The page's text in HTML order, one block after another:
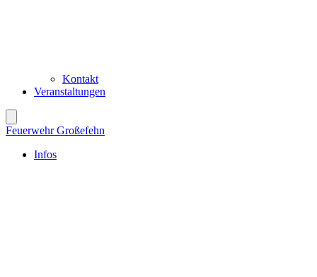
Kontakt
Veranstaltungen
Feuerwehr Großefehn
Infos